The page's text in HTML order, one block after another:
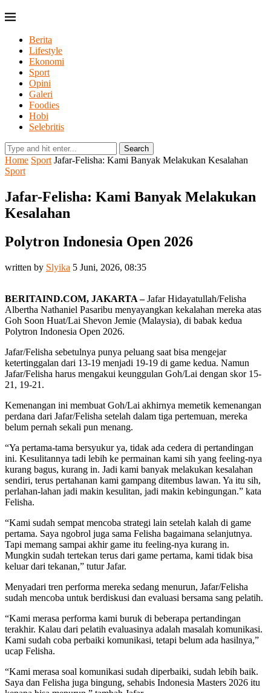
Berita
Lifestyle
Ekonomi
Sport
Opini
Galeri
Foodies
Hobi
Selebritis
Search
Home Sport Jafar-Felisha: Kami Banyak Melakukan Kesalahan
Sport
Jafar-Felisha: Kami Banyak Melakukan
Kesalahan
Polytron Indonesia Open 2026
written by Slyika 5 Juni, 2026, 08:35
BERITAIND.COM, JAKARTA –Jafar Hidayatullah/Felisha
Albertha Nathaniel Pasaribu menyayangkan kekalahan mereka atas
Goh Soon Huat/Lai Shevon Jemie (Malaysia), di babak kedua
Polytron Indonesia Open 2026.
Jafar/Felisha sebetulnya punya peluang saat bisa mengejar
ketertinggalan dari 13-19 menjadi 19-19 di game kedua. Namun
Jafar/Felisha harus mengakui keunggulan Goh/Lai dengan skor 15-
21, 19-21.
Kemenangan ini membuat Goh/Lai akhirnya memetik kemenangan
perdana dari Jafar/Felisha setelah dalam tiga pertemuan, mereka
belum pernah sekali pun menang.
“Ya pertama-tama bersyukur ya, tidak ada cedera di pertandingan
ini. Kesulitannya tadi lebih ke permainan kami sih yang feeling-nya
kurang bagus, kurang in. Jadi kami banyak melakukan kesalahan
sendiri, terus pertahanan kami gampang ditembus lawan. Ya itu sih,
perlahan-lahan jadi makin kesulitan, jadi makin kebingungan.” kata
Felisha.
“Kami sudah sempat mencoba strategi lain setelah kalah di game
pertama. Saya ngobrol juga sama Felisha bagaimana selanjutnya.
Tapi memang sampai akhir game itu feeling-nya kurang in.
Mungkin sudah tertekan terus dari game pertama, kami tidak bisa
keluar dari tekanan,” tutur Jafar.
Menyadari tren performa mereka sedang menurun, Jafar/Felisha
sudah mencoba untuk berdiskusi dan evaluasi bersama sang pelatih.
“Kami merasa performa kami buruk di beberapa pertandingan
terakhir. Kalau dari pelatih evaluasinya adalah masalah komunikasi.
Kami sudah coba perbaiki komunikasi, tetapi belum ada hasilnya,”
ucap Felisha.
“Kami merasa soal komunikasi sudah diperbaiki, sudah lebih baik.
Saya dan Felisha juga bingung, sehabis Indonesia Masters 2026 itu